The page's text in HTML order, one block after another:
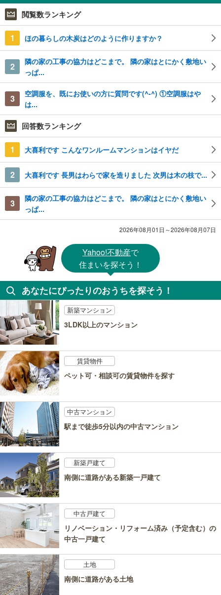
閲覧数ランキング
1 ほの暮らしの木炭はどのように作りますか？
2
隣の家の工事の協力はどこまで。 隣の家はとにかく敷地い
っぱ...
3
空調服を、既にお使いの方に質問です(^-^) ①空調服はや
は...
回答数ランキング
1 大喜利です こんなワンルームマンションはイヤだ
2 大喜利です 長男はわらで家を造りました 次男は木の枝で...
3
隣の家の工事の協力はどこまで。 隣の家はとにかく敷地い
っぱ...
2026年08月01日～2026年08月07日
Yahoo!不動産で
住まいを探そう！
あなたにぴったりのおうちを探そう！
新築マンション
3LDK以上のマンション
賃貸物件
ペット可・相談可の賃貸物件を探す
中古マンション
駅まで徒歩5分以内の中古マンション
新築戸建て
南側に道路がある新築一戸建て
中古戸建て
リノベーション・リフォーム済み（予定含む）の
中古一戸建て
土地
南側に道路がある土地